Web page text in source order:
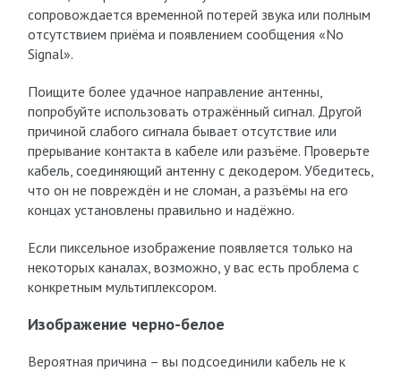
сопровождается временной потерей звука или полным
отсутствием приёма и появлением сообщения «No
Signal».
Поищите более удачное направление антенны,
попробуйте использовать отражённый сигнал. Другой
причиной слабого сигнала бывает отсутствие или
прерывание контакта в кабеле или разъёме. Проверьте
кабель, соединяющий антенну с декодером. Убедитесь,
что он не повреждён и не сломан, а разъёмы на его
концах установлены правильно и надёжно.
Если пиксельное изображение появляется только на
некоторых каналах, возможно, у вас есть проблема с
конкретным мультиплексором.
Изображение черно-белое
Вероятная причина – вы подсоединили кабель не к